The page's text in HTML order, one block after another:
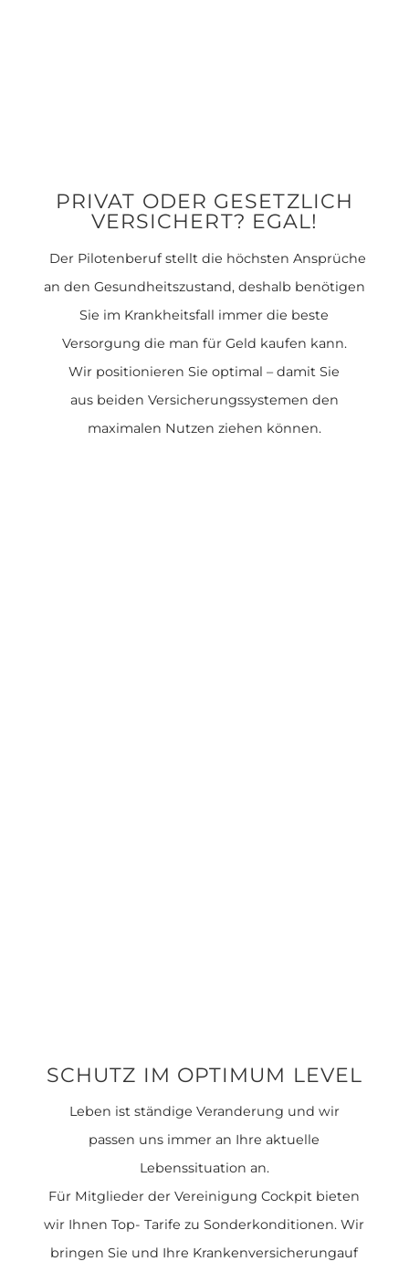
PRIVAT ODER GESETZLICH
VERSICHERT? EGAL!
Der Pilotenberuf stellt die höchsten Ansprüche
an den Gesundheitszustand, deshalb benötigen
Sie im Krankheitsfall immer die beste
Versorgung die man für Geld kaufen kann.
Wir positionieren Sie optimal – damit Sie
aus beiden Versicherungssystemen den
maximalen Nutzen ziehen können.
SCHUTZ IM OPTIMUM LEVEL
Leben ist ständige Veranderung und wir
passen uns immer an Ihre aktuelle
Lebenssituation an.
Für Mitglieder der Vereinigung Cockpit bieten
wir Ihnen Top- Tarife zu Sonderkonditionen. Wir
bringen Sie und Ihre Krankenversicherungauf